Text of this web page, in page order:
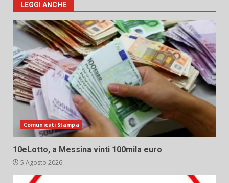
LEGGI ANCHE
Comunicati Stampa
10eLotto, a Messina vinti 100mila euro
5 Agosto 2026